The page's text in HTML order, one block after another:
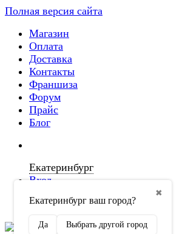
Полная версия сайта
Магазин
Оплата
Доставка
Контакты
Франшиза
Форум
Прайс
Блог
Екатеринбург
✖
Екатеринбург ваш город?
Да Выбрать другой город
Вход
Регистрация